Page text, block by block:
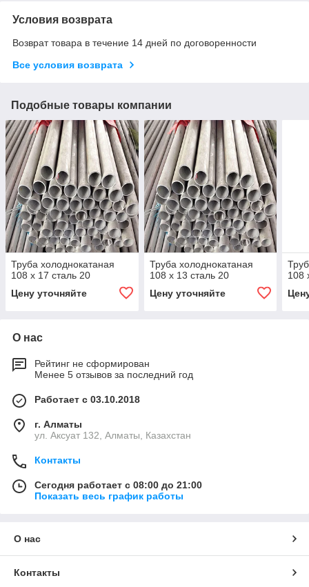
Условия возврата
Возврат товара в течение 14 дней по договоренности
Все условия возврата
Подобные товары компании
Труба холоднокатаная
108 х 17 сталь 20
Цену уточняйте
Труба холоднокатаная
108 х 13 сталь 20
Цену уточняйте
108
О нас
Рейтинг не сформирован
Менее 5 отзывов за последний год
Работает с 03.10.2018
г. Алматы
ул. Аксуат 132, Алматы, Казахстан
Контакты
Сегодня работает с 08:00 до 21:00
Показать весь график работы
О нас
Контакты